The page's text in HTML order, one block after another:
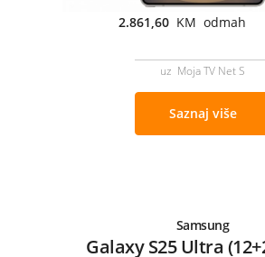
2.861,60 KM odmah
uz Moja TV Net S
Saznaj više
Samsung
Galaxy S25 Ultra